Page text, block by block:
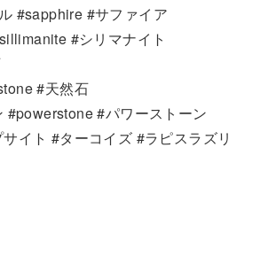
#sapphire #サファイア
#シリマナイト
#天然石
#powerstone #パワーストーン
イト #ターコイズ #ラピスラズリ